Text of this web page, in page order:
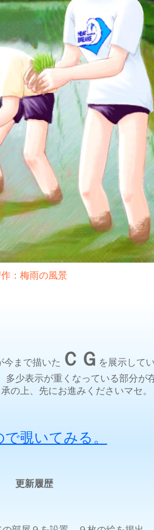
作：梅雨の風景
今まで描いた ＣＧ を展示して
少表示が重くなっている部分が
の上、先にお進みくださいマセ。
覗いてみる。
更新履歴